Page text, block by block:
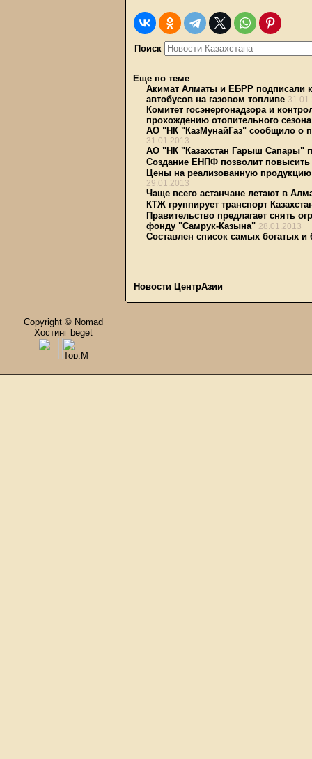
Поиск
Еще по теме
Акимат Алматы и ЕБРР подписали
автобусов на газовом топливе
Комитет госэнергонадзора и
прохождению отопительного сезона
АО "НК "КазМунайГаз" сообщило о
31.01.2013
АО "НК "Казахстан Гарыш Сапары"
Создание ЕНПФ позволит
Цены на реализованную продукцию
29.01.2013
Чаще всего астанчане летают в
КТЖ группирует транспорт
Правительство предлагает снять
фонду "Самрук-Казына" 28.01.2013
Составлен список самых богатых
Новости ЦентрАзии
Copyright © Nomad
Хостинг beget